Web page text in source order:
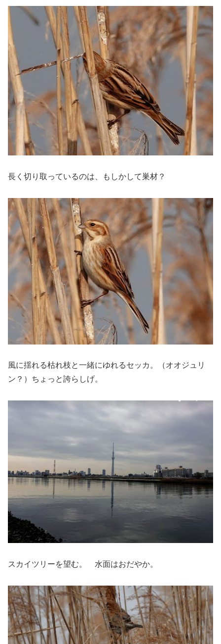
長く切り取っているのは、もしかして巣材？
風に揺れる枯れ枝と一緒にゆれるセッカ。（オオジュリ
ン？）ちょっと誇らしげ。
スカイツリーを望む。 水面はおだやか。